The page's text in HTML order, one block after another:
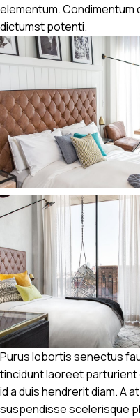
elementum.
dictumst potenti.
Purus lobortis senectus
tincidunt laoreet
id a duis hendrerit diam. A
suspendisse scelerisque